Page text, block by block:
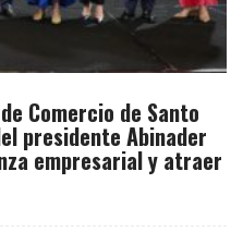
Comercio de Santo
presidente Abinader
empresarial y atraer